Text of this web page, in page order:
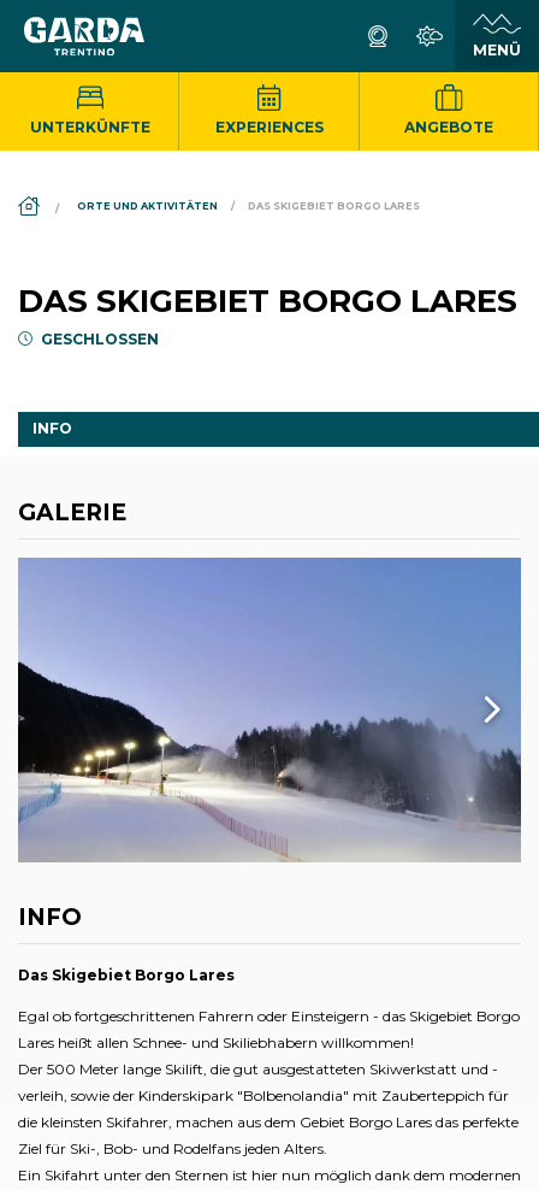
UNTERKÜNFTE EXPERIENCES ANGEBOTE
ORTE UND AKTIVITÄTEN DAS SKIGEBIET BORGO LARES
DAS SKIGEBIET BORGO LARES
GESCHLOSSEN
INFO
GALERIE
INFO
Das Skigebiet Borgo Lares
Egal ob fortgeschrittenen Fahrern oder Einsteigern - das Skigebiet Borgo
Lares heißt allen Schnee- und Skiliebhabern willkommen!
Der 500 Meter lange Skilift, die gut ausgestatteten Skiwerkstatt und -
verleih, sowie der Kinderskipark "Bolbenolandia" mit Zauberteppich für
die kleinsten Skifahrer, machen aus dem Gebiet Borgo Lares das perfekte
Ziel für Ski-, Bob- und Rodelfans jeden Alters.
Ein Skifahrt unter den Sternen ist hier nun möglich dank dem modernen